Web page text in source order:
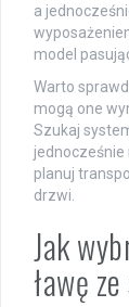
a
model
Warto
mogą one
Szukaj
jednocześnie
planuj
drzwi.
Jak
ławę